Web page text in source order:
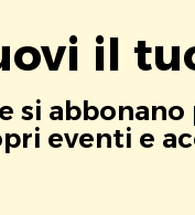
il
si
eventi e